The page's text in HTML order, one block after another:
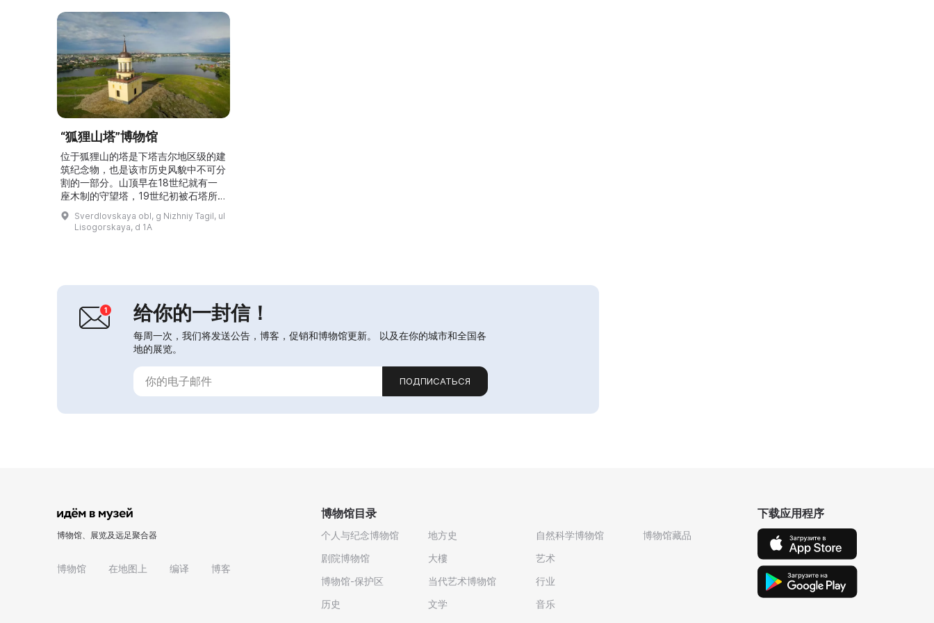
“狐狸山塔”博物馆
位于狐狸山的塔是下塔吉尔地区级的建
筑纪念物，也是该市历史风貌中不可分
割的一部分。山顶早在18世纪就有一
座木制的守望塔，19世纪初被石塔所
取代。一种说法认为它用于防御游牧民
族，但更现实的说法是它作为消防瞭望
塔。设计者不详，但在固定塔体一角的
敲响塔内的青铜钟并悬挂红灯。2015
年对塔进行修缮后，这里开...
Sverdlovskaya obl, g Nizhniy Tagil, ul
Lisogorskaya, d 1A
给你的一封信！
每周一次，我们将发送公告，博客，促销和博物馆更新。 以及在你的城市和全国各
地的展览。
ПОДПИСАТЬСЯ
博物馆、展览及远足聚合器
博物馆 在地图上 编译 博客
博物馆目录
个人与纪念博物馆
剧院博物馆
博物馆-保护区
历史
地方史
大樓
当代艺术博物馆
文学
自然科学博物馆
艺术
行业
音乐
博物馆藏品
下载应用程序